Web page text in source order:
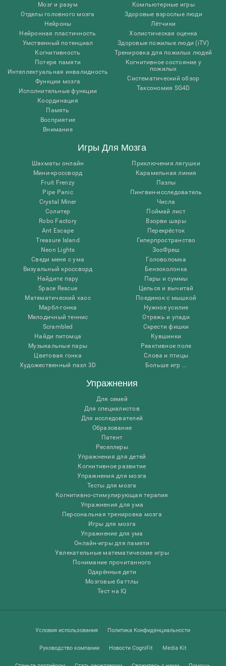
Мозг и разум
Отделы головного мозга
Нейроны
Нейронная пластичность
Умственный потенциал
Когнитивность
Потеря памяти
Интеллектуальная инвалидность
Функции мозга
Исполнительные функции
Координация
Память
Восприятие
Внимание
Компьютерные игры
Здоровые взрослые люди
Лётчики
Холистическая оценка
Здоровые пожилые люди (iTV)
Тренировка для пожилых людей
Когнитивное состояние у
пожилых
Систематический обзор
Таксономия SG4D
Игры Для Мозга
Шахматы онлайн
Мини-кроссворд
Fruit Frenzy
Pipe Panic
Crystal Miner
Солитер
Robo Factory
Ant Escape
Treasure Island
Neon Lights
Сведи меня с ума
Визуальный кроссворд
Найдите пару
Space Rescue
Математический хаос
Марбл-гонка
Мелодичный теннис
Scrambled
Найди питомца
Музыкальные пары
Цветовая гонка
Художественный пазл 3D
Приключения лягушки
Карамельная линия
Пазлы
Пингвин-исследователь
Числа
Поймай лист
Взорви шары
Перекрёсток
Гиперпространство
ЗооФреш
Головоломка
Бензоколонка
Пары и суммы
Целься и вычитай
Поединок с мышкой
Нужное усилие
Отрежь и упади
Скрести фишки
Кувшинки
Реактивное поле
Слова и птицы
Больше игр ...
Упражнения
Для семей
Для специалистов
Для исследователей
Образование
Патент
Реселлеры
Упражнения для детей
Когнитивное развитие
Упражнения для мозга
Тесты для мозга
Когнитивно-стимулирующая терапия
Упражнения для ума
Персональная тренировка мозга
Игры для мозга
Упражнение для ума
Онлайн-игры для памяти
Увлекательные математические игры
Понимание прочитанного
Одарённые дети
Мозговые баттлы
Тест на IQ
Условия использования Политика Конфиденциальности
Руководство компании Новости CogniFit Media Kit